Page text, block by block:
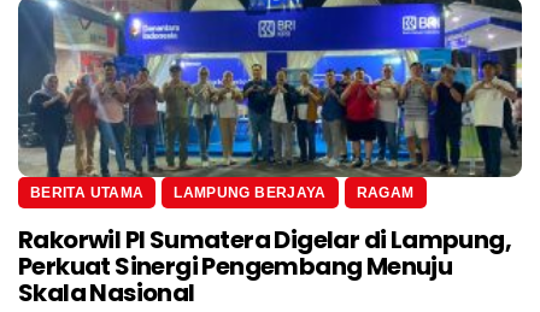
BERITA UTAMA LAMPUNG BERJAYA RAGAM
Rakorwil PI Sumatera Digelar di Lampung,
Perkuat Sinergi Pengembang Menuju
Skala Nasional